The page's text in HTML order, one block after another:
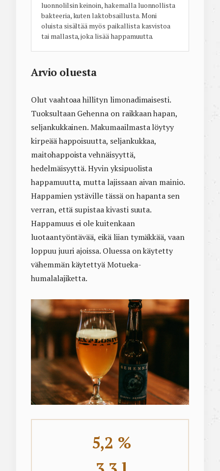
luonnolilsin keinoin, hakemalla luonnollista
bakteeria, kuten laktobsaillusta. Moni
oluista sisältää myös paikallista kasvistoa
tai mallasta, joka lisää happamuutta.
Arvio oluesta
Olut vaahtoaa hillityn limonadimaisesti.
Tuoksultaan Gehenna on raikkaan hapan,
seljankukkainen. Makumaailmasta löytyy
kirpeää happoisuutta, seljankukkaa,
maitohappoista vehnäisyyttä,
hedelmäisyyttä. Hyvin yksipuolista
happamuutta, mutta lajissaan aivan mainio.
Happamien ystäville tässä on hapanta sen
verran, että supistaa kivasti suuta.
Happamuus ei ole kuitenkaan
luotaantyöntävää, eikä liian tymäkkää, vaan
loppuu juuri ajoissa. Oluessa on käytetty
vähemmän käytettyä Motueka-
humalalajiketta.
5,2 %